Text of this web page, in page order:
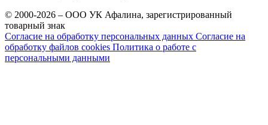
© 2000-2026 – ООО УК Афалина, зарегистрированный
товарный знак
Согласие на обработку персональных данных Согласие на
обработку файлов cookies Политика о работе с
персональными данными